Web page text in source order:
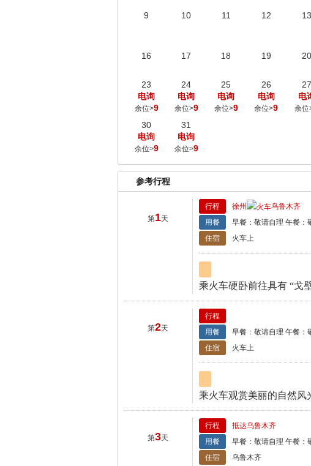
9 10 11 12 13
16 17 18 19 20
23
电询
余位>9
24
电询
余位>9
25
电询
余位>9
26
电询
余位>9
27
电
余位
30
电询
余位>9
31
电询
余位>9
参考行程
第1天
行程 徐州
乌鲁木齐
用餐
早餐：敬请自理 午餐：
住宿
火车上
乘火车硬卧前往具有 “戈
第2天
行程
用餐
早餐：敬请自理 午餐：
住宿
火车上
乘火车观赏美丽的自然风
第3天
行程
抵达乌鲁木齐
用餐
早餐：敬请自理 午餐：
住宿
乌鲁木齐